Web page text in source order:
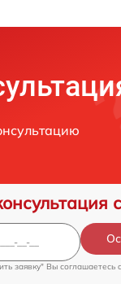
заявку" Вы соглашаетесь c